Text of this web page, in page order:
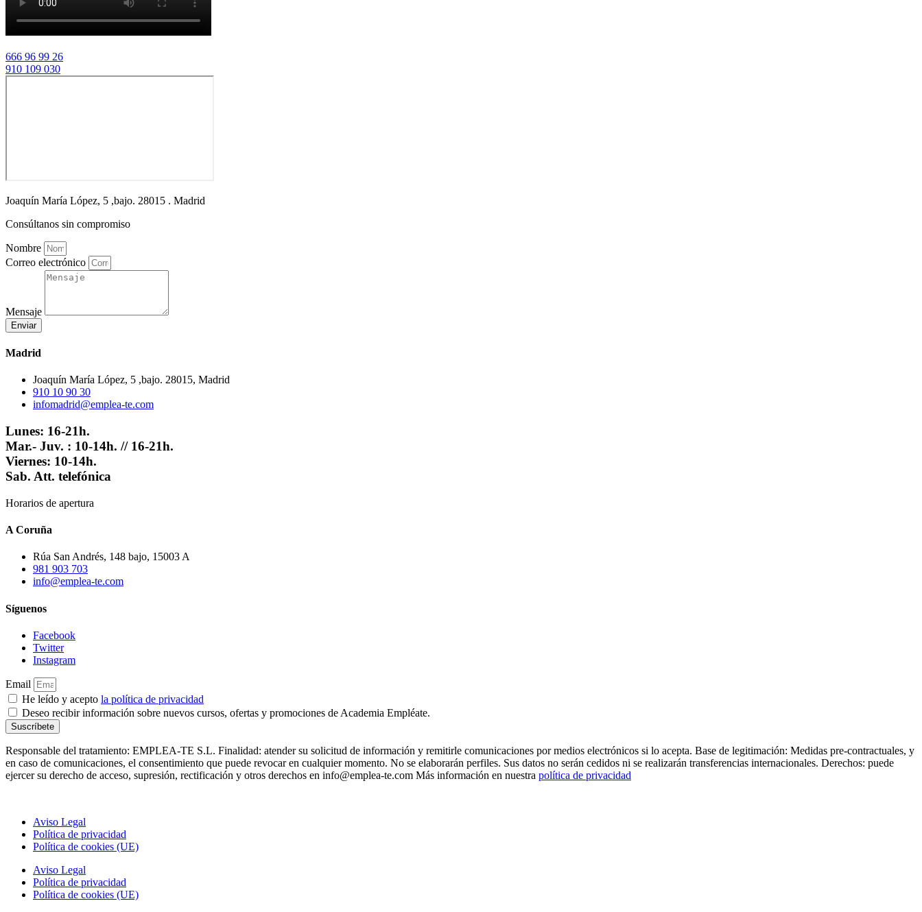
666 96 99 26
910 109 030
Joaquín María López, 5 ,bajo. 28015 . Madrid
Consúltanos sin compromiso
Nombre
Correo electrónico
Mensaje
Enviar
Madrid
Joaquín María López, 5 ,bajo. 28015, Madrid
910 10 90 30
infomadrid@emplea-te.com
Lunes: 16-21h.
Mar.- Juv. : 10-14h. // 16-21h.
Viernes: 10-14h.
Sab. Att. telefónica
Horarios de apertura
A Coruña
Rúa San Andrés, 148 bajo, 15003 A
981 903 703
info@emplea-te.com
Síguenos
Facebook
Twitter
Instagram
Email
He leído y acepto la política de privacidad
Deseo recibir información sobre nuevos cursos, ofertas y promociones de Academia Empléate.
Suscríbete
Responsable del tratamiento: EMPLEA-TE S.L. Finalidad: atender su solicitud de información y remitirle comunicaciones por medios electrónicos si lo acepta. Base de legitimación: Medidas pre-contractuales, y
en caso de comunicaciones, el consentimiento que puede revocar en cualquier momento. No se elaborarán perfiles. Sus datos no serán cedidos ni se realizarán transferencias internacionales. Derechos: puede
ejercer su derecho de acceso, supresión, rectificación y otros derechos en info@emplea-te.com Más información en nuestra política de privacidad
Aviso Legal
Política de privacidad
Política de cookies (UE)
Aviso Legal
Política de privacidad
Política de cookies (UE)